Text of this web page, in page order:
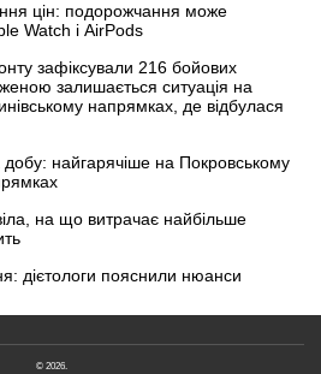
цін: подорожчання може
Watch і AirPods
зафіксували 216 бойових
залишається ситуація на
напрямках, де відбулася
добу: найгарячіше на Покровському
на що витрачає найбільше
дієтологи пояснили нюанси
© 2026.